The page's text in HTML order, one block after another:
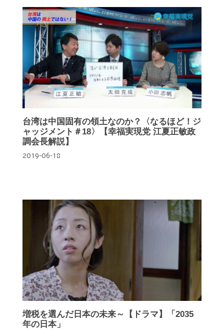
台湾は中国固有の領土なのか？〈なるほど！ジ
ャッジメント＃18〉【幸福実現党 江夏正敏政
調会長解説】
2019-06-18
増税を選んだ日本の未来～【ドラマ】「2035
年の日本」